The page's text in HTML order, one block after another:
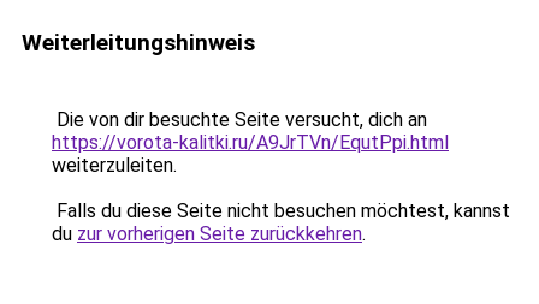
Weiterleitungshinweis
Die von dir besuchte Seite versucht, dich an
https://vorota-kalitki.ru/A9JrTVn/EqutPpi.html
weiterzuleiten.
Falls du diese Seite nicht besuchen möchtest, kannst
du zur vorherigen Seite zurückkehren.